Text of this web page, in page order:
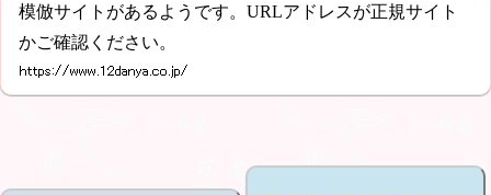
模倣サイトがあるようです。URLアドレスが正規サイト
かご確認ください。